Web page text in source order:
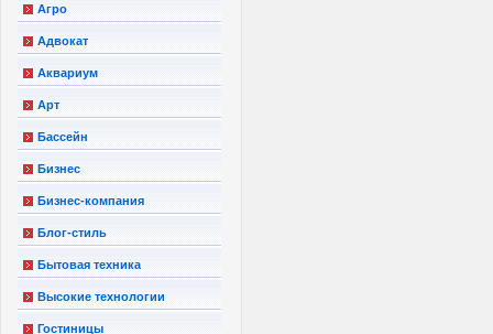
Агро
Адвокат
Аквариум
Арт
Бассейн
Бизнес
Бизнес-компания
Блог-стиль
Бытовая техника
Высокие технологии
Гостиницы